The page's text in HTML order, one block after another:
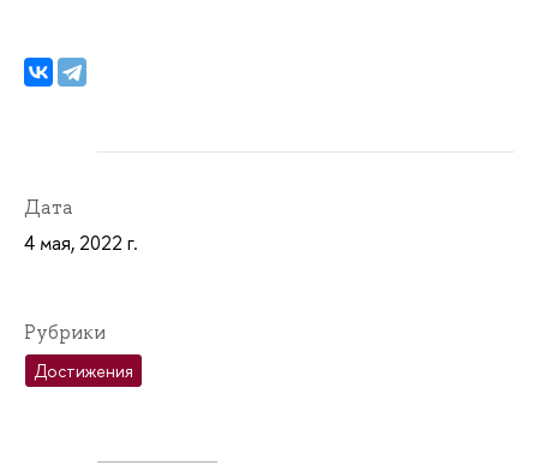
Дата
4 мая, 2022 г.
Рубрики
Достижения